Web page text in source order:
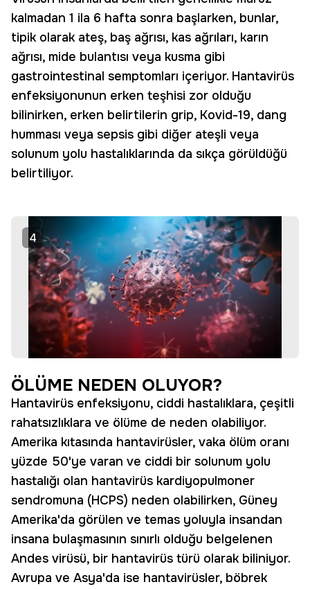
kalmadan 1 ila 6 hafta sonra başlarken, bunlar,
tipik olarak ateş, baş ağrısı, kas ağrıları, karın
ağrısı, mide bulantısı veya kusma gibi
gastrointestinal semptomları içeriyor. Hantavirüs
enfeksiyonunun erken teşhisi zor olduğu
bilinirken, erken belirtilerin grip, Kovid-19, dang
humması veya sepsis gibi diğer ateşli veya
solunum yolu hastalıklarında da sıkça görüldüğü
belirtiliyor.
4
ÖLÜME NEDEN OLUYOR?
Hantavirüs enfeksiyonu, ciddi hastalıklara, çeşitli
rahatsızlıklara ve ölüme de neden olabiliyor.
Amerika kıtasında hantavirüsler, vaka ölüm oranı
yüzde 50'ye varan ve ciddi bir solunum yolu
hastalığı olan hantavirüs kardiyopulmoner
sendromuna (HCPS) neden olabilirken, Güney
Amerika'da görülen ve temas yoluyla insandan
insana bulaşmasının sınırlı olduğu belgelenen
Andes virüsü, bir hantavirüs türü olarak biliniyor.
Avrupa ve Asya'da ise hantavirüsler, böbrek